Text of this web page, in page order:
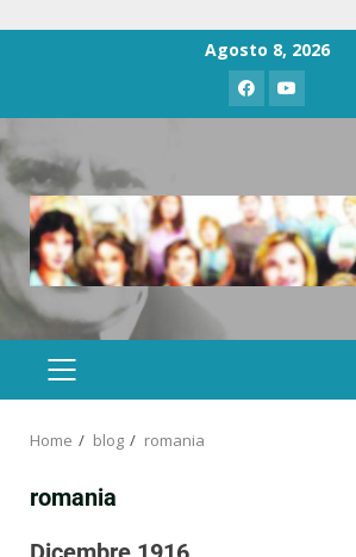
Agosto 8, 2026
Home blog romania
romania